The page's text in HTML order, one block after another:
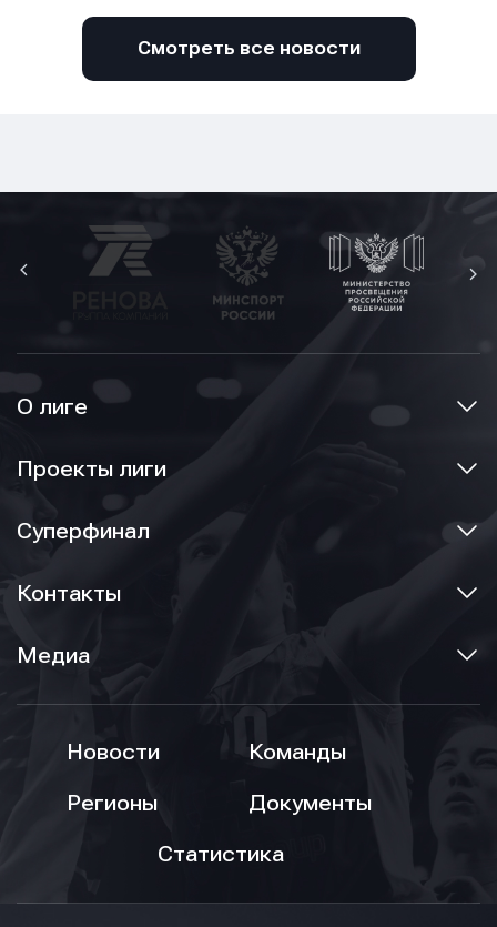
Смотреть все новости
О лиге
Проекты лиги
Суперфинал
Контакты
Медиа
Новости
Команды
Регионы
Документы
Статистика